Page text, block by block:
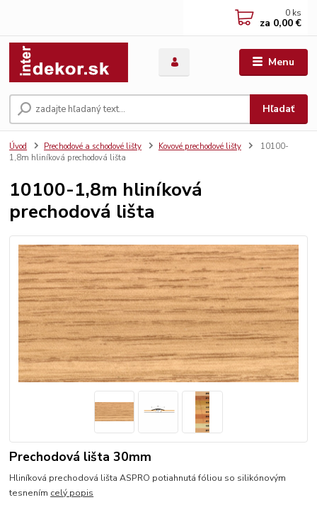
Menu
Hľadať
0 ks
za 0,00 €
Úvod Prechodové a schodové lišty Kovové prechodové lišty
10100-
1,8m hliníková prechodová lišta
10100-1,8m hliníková
prechodová lišta
Prechodová lišta 30mm
Hliníková prechodová lišta ASPRO potiahnutá fóliou so silikónovým
tesnením celý popis